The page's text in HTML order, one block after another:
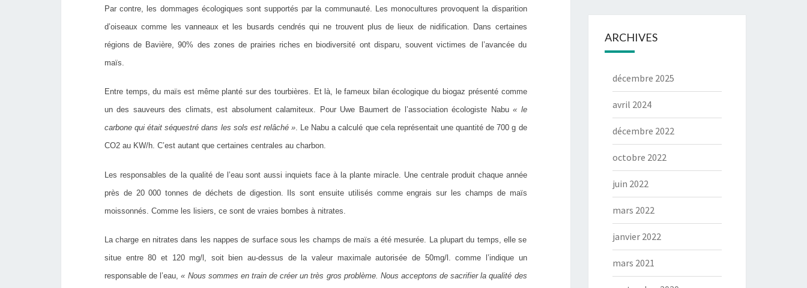
Par contre, les dommages écologiques sont supportés par la communauté. Les monocultures provoquent la disparition
d’oiseaux comme les vanneaux et les busards cendrés qui ne trouvent plus de lieux de nidification. Dans certaines
régions de Bavière, 90% des zones de prairies riches en biodiversité ont disparu, souvent victimes de l’avancée du
maïs.
Entre temps, du maïs est même planté sur des tourbières. Et là, le fameux bilan écologique du biogaz présenté comme
un des sauveurs des climats, est absolument calamiteux. Pour Uwe Baumert de l’association écologiste Nabu« le
carbone qui était séquestré dans les sols est relâché ». Le Nabu a calculé que cela représentait une quantité de 700 g de
CO2 au KW/h. C’est autant que certaines centrales au charbon.
Les responsables de la qualité de l’eau sont aussi inquiets face à la plante miracle. Une centrale produit chaque année
près de 20 000 tonnes de déchets de digestion. Ils sont ensuite utilisés comme engrais sur les champs de maïs
moissonnés. Comme les lisiers, ce sont de vraies bombes à nitrates.
La charge en nitrates dans les nappes de surface sous les champs de maïs a été mesurée. La plupart du temps, elle se
situe entre 80 et 120 mg/l, soit bien au-dessus de la valeur maximale autorisée de 50mg/l. comme l’indique un
responsable de l’eau,« Nous sommes en train de créer un très gros problème. Nous acceptons de sacrifier la qualité des
ARCHIVES
décembre 2025
avril 2024
décembre 2022
octobre 2022
juin 2022
mars 2022
janvier 2022
mars 2021